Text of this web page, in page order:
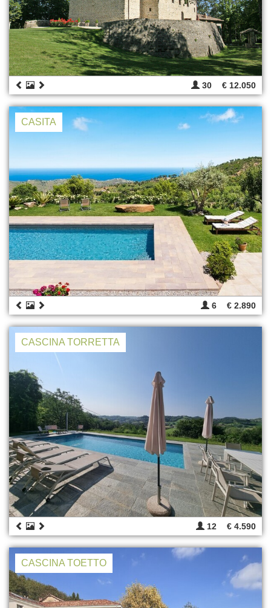
30 € 12.050
CASITA
6 € 2.890
CASCINA TORRETTA
12 € 4.590
CASCINA TOETTO